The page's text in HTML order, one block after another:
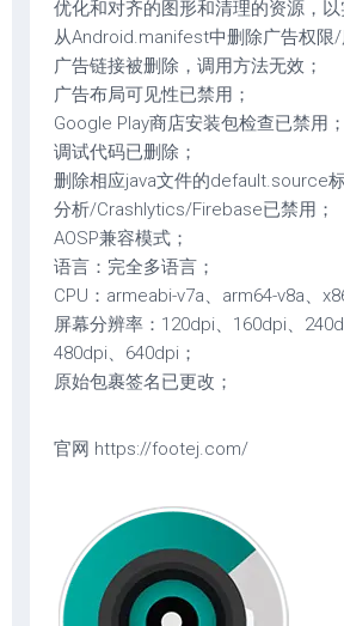
优化和对齐的图形和清理的资源，以
从Android.manifest中删除广告权限/
广告链接被删除，调用方法无效；
广告布局可见性已禁用；
Google Play商店安装包检查已禁用；
调试代码已删除；
删除相应java文件的default.source
分析/Crashlytics/Firebase已禁用；
AOSP兼容模式；
语言：完全多语言；
CPU：armeabi-v7a、arm64-v8a、
屏幕分辨率：120dpi、160dpi、
480dpi、640dpi；
原始包裹签名已更改；
官网 https://footej.com/